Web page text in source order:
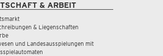
& ARBEIT
& Liegenschaften
und Landesausspielungen mit